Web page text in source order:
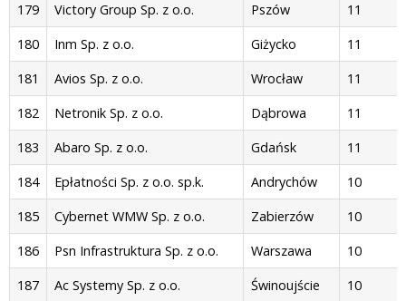
179
Victory Group Sp. z o.o. Pszów
11
180
Inm Sp. z o.o. Giżycko
11
181
Avios Sp. z o.o. Wrocław
11
182
Netronik Sp. z o.o. Dąbrowa
11
183
Abaro Sp. z o.o. Gdańsk
11
184
Epłatności Sp. z o.o. sp.k. Andrychów
10
185
Cybernet WMW Sp. z o.o. Zabierzów
10
186
Psn Infrastruktura Sp. z o.o. Warszawa
10
187
Ac Systemy Sp. z o.o. Świnoujście 10